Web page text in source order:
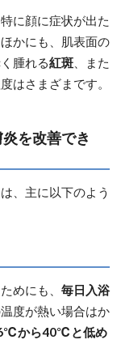
に顔に症状が出た
かにも、肌表面の
く腫れる紅斑 、また
はさまざまです。
を改善でき
、主に以下のよう
めにも、 毎日入浴
度が熱い場合はか
から40℃と低め